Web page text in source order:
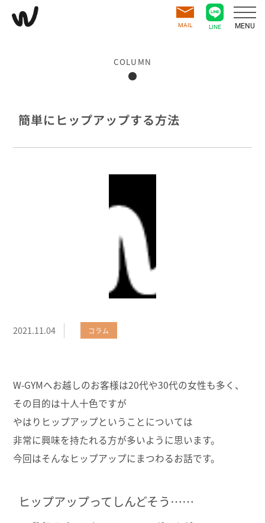
MAIL LINE MENU
簡単にヒップアップする方法
COLUMN
2021.11.04 コラム
W-GYMへお越しのお客様は20代や30代の女性も多く、
その目的は十人十色ですが
やはりヒップアップということについては
非常に興味を持たれる方が多いように思います。
今回はそんなヒップアップにまつわるお話です。
ヒップアップってしんどそう……